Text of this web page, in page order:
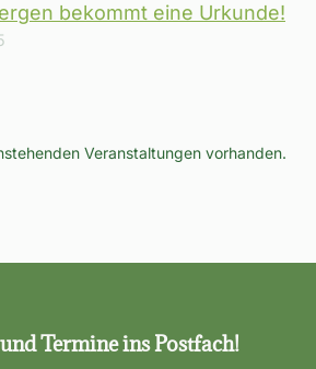
bekommt eine Urkunde!
Veranstaltungen vorhanden.
Termine ins Postfach!